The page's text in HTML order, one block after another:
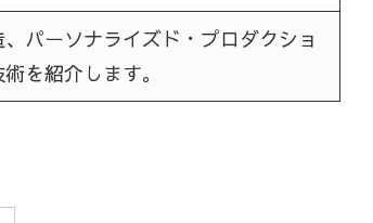
パーソナライズド・プロダクショ
を紹介します。